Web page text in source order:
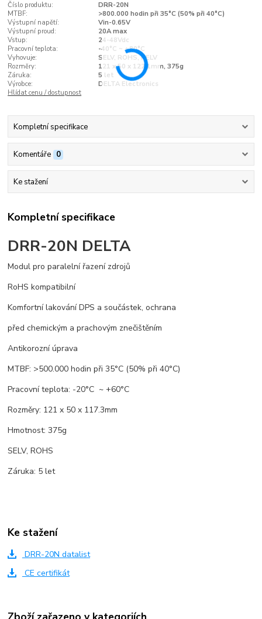
Číslo produktu:
DRR-20N
MTBF:
>800.000 hodin při 35°C (50% při 40°C)
Výstupní napětí:
Vin-0.65V
Výstupní proud:
20A max
Vstup:
24-48Vdc
Pracovní teplota:
-40°C ~ +80°C
Vyhovuje:
SELV, ROHS, PELV
Rozměry:
121 x 50 x 122.1mm, 375g
Záruka:
5 let
Výrobce:
DELTA Electronics
Hlídat cenu / dostupnost
Kompletní specifikace
Komentáře 0
Ke stažení
Kompletní specifikace
DRR-20N DELTA
Modul pro paralelní řazení zdrojů
RoHS kompatibilní
Komfortní lakování DPS a součástek, ochrana
před chemickým a prachovým znečištěním
Antikorozní úprava
MTBF: >500.000 hodin při 35°C (50% při 40°C)
Pracovní teplota: -20°C ~ +60°C
Rozměry: 121 x 50 x 117.3mm
Hmotnost: 375g
SELV, ROHS
Záruka: 5 let
Ke stažení
DRR-20N datalist
CE certifikát